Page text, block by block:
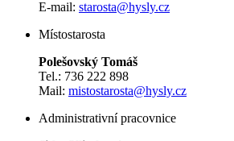
E-mail: starosta@hysly.cz
​​​​​​​Místostarosta
Polešovský Tomáš
Tel.: 736 222 898
Mail: mistostarosta@hysly.cz
Administrativní pracovnice